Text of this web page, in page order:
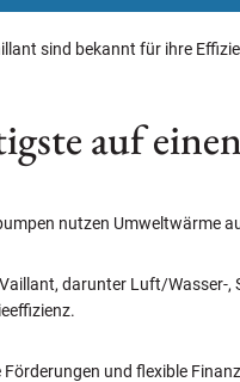
sind bekannt für ihre
auf
nutzen Umweltwärme
darunter Luft/Wasser-
und flexible